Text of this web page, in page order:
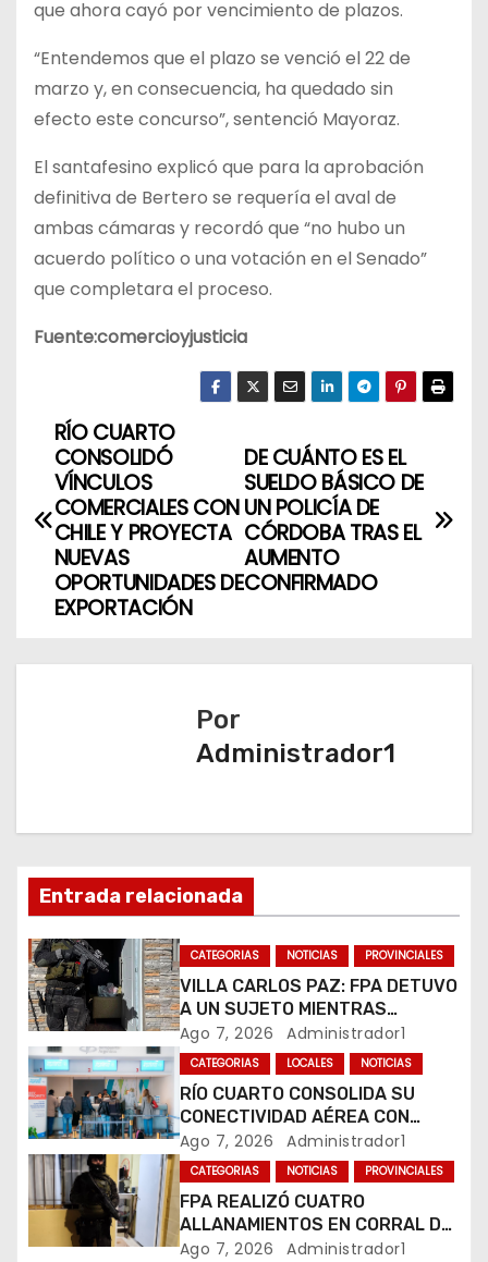
que ahora cayó por vencimiento de plazos.
“Entendemos que el plazo se venció el 22 de
marzo y, en consecuencia, ha quedado sin
efecto este concurso”, sentenció Mayoraz.
El santafesino explicó que para la aprobación
definitiva de Bertero se requería el aval de
ambas cámaras y recordó que “no hubo un
acuerdo político o una votación en el Senado”
que completara el proceso.
Fuente:comercioyjusticia
N
v
a
d
e
e
n
t
r
a
d
DE CUÁNTO ES EL
SUELDO BÁSICO DE
UN POLICÍA DE
CÓRDOBA TRAS EL
AUMENTO
CONFIRMADO
RÍO CUARTO
CONSOLIDÓ
VÍNCULOS
COMERCIALES CON
CHILE Y PROYECTA
NUEVAS
OPORTUNIDADES DE
EXPORTACIÓN
Por
Administrador1
Entrada relacionada
CATEGORIAS NOTICIAS PROVINCIALES
VILLA CARLOS PAZ: FPA DETUVO
A UN SUJETO MIENTRAS
COMERCIALIZABA COCAÍNA Y
MARIHUANA EN UNA PLAZA
Ago 7, 2026 Administrador1
CATEGORIAS LOCALES NOTICIAS
RÍO CUARTO CONSOLIDA SU
CONECTIVIDAD AÉREA CON
CUATRO VUELOS SEMANALES A
BUENOS AIRES
Ago 7, 2026 Administrador1
CATEGORIAS NOTICIAS PROVINCIALES
FPA REALIZÓ CUATRO
ALLANAMIENTOS EN CORRAL DE
BUSTOS-IFFLINGER
Ago 7, 2026 Administrador1